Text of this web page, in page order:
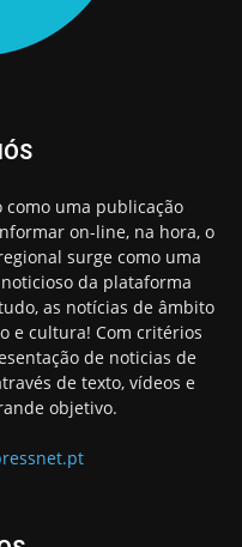
como uma publicação
on-line, na hora, o
surge como uma
da plataforma
as notícias de âmbito
e cultura! Com critérios
de noticias de
de texto, vídeos e
objetivo.